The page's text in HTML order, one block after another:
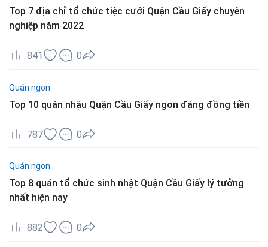
Top 7 địa chỉ tổ chức tiệc cưới Quận Cầu Giấy chuyên
nghiệp năm 2022
841 0
Quán ngon
Top 10 quán nhậu Quận Cầu Giấy ngon đáng đồng tiền
787 0
Quán ngon
Top 8 quán tổ chức sinh nhật Quận Cầu Giấy lý tưởng
nhất hiện nay
882 0